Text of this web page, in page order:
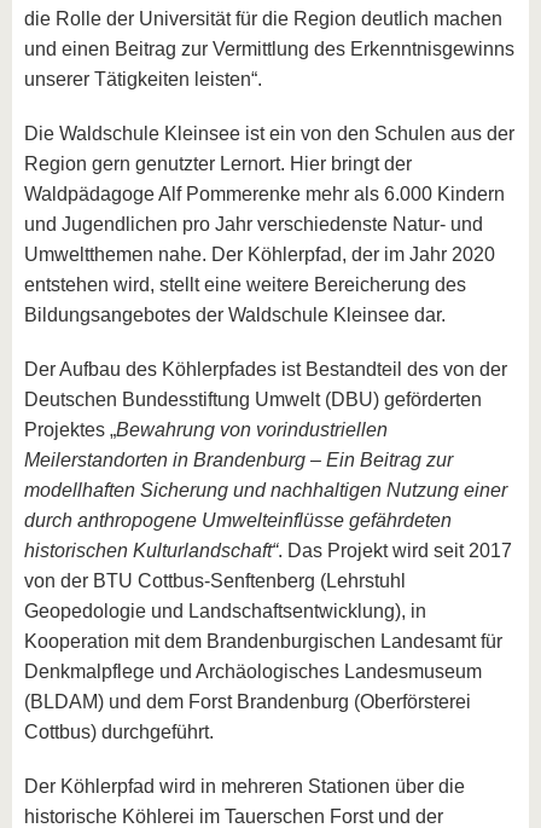
die Rolle der Universität für die Region deutlich machen
und einen Beitrag zur Vermittlung des Erkenntnisgewinns
unserer Tätigkeiten leisten“.
Die Waldschule Kleinsee ist ein von den Schulen aus der
Region gern genutzter Lernort. Hier bringt der
Waldpädagoge Alf Pommerenke mehr als 6.000 Kindern
und Jugendlichen pro Jahr verschiedenste Natur- und
Umweltthemen nahe. Der Köhlerpfad, der im Jahr 2020
entstehen wird, stellt eine weitere Bereicherung des
Bildungsangebotes der Waldschule Kleinsee dar.
Der Aufbau des Köhlerpfades ist Bestandteil des von der
Deutschen Bundesstiftung Umwelt (DBU) geförderten
Projektes „Bewahrung von vorindustriellen
Meilerstandorten in Brandenburg – Ein Beitrag zur
modellhaften Sicherung und nachhaltigen Nutzung einer
durch anthropogene Umwelteinflüsse gefährdeten
historischen Kulturlandschaft“. Das Projekt wird seit 2017
von der BTU Cottbus-Senftenberg (Lehrstuhl
Geopedologie und Landschaftsentwicklung), in
Kooperation mit dem Brandenburgischen Landesamt für
Denkmalpflege und Archäologisches Landesmuseum
(BLDAM) und dem Forst Brandenburg (Oberförsterei
Cottbus) durchgeführt.
Der Köhlerpfad wird in mehreren Stationen über die
historische Köhlerei im Tauerschen Forst und der